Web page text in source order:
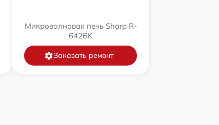
Микроволновая печь Sharp R-
642BK
Заказать ремонт